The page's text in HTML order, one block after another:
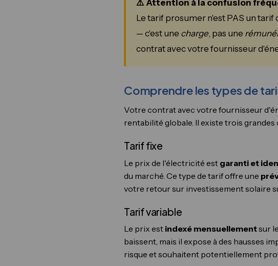
⚠️ Attention à la confusion
Le tarif prosumer n'est PAS un
— c'est une charge, pas une
contrat avec votre fournisseur
Comprendre les types de
Votre contrat avec votre fournisseur
rentabilité globale. Il existe trois grandes
Tarif fixe
Le prix de l'électricité est garanti et
du marché. Ce type de tarif offre une
votre retour sur investissement solaire
Tarif variable
Le prix est indexé mensuellementsur
baissent, mais il expose à des hausses
risque et souhaitent potentiellement